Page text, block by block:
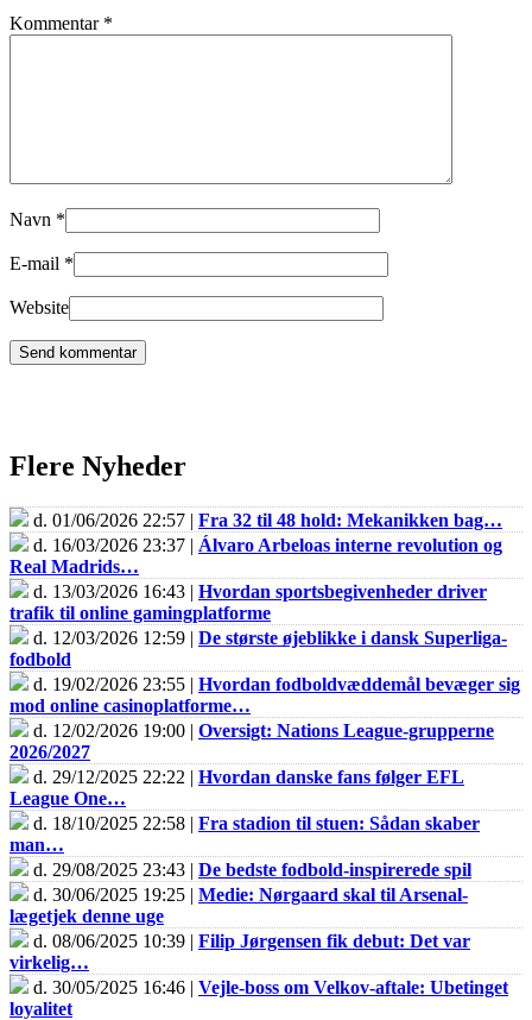
Kommentar *
Navn *
E-mail *
Website
Flere Nyheder
d. 01/06/2026 22:57 | Fra 32 til 48 hold: Mekanikken bag…
d. 16/03/2026 23:37 | Álvaro Arbeloas interne revolution og
Real Madrids…
d. 13/03/2026 16:43 | Hvordan sportsbegivenheder driver
trafik til online gamingplatforme
d. 12/03/2026 12:59 | De største øjeblikke i dansk Superliga-
fodbold
d. 19/02/2026 23:55 | Hvordan fodboldvæddemål bevæger sig
mod online casinoplatforme…
d. 12/02/2026 19:00 | Oversigt: Nations League-grupperne
2026/2027
d. 29/12/2025 22:22 | Hvordan danske fans følger EFL
League One…
d. 18/10/2025 22:58 | Fra stadion til stuen: Sådan skaber
man…
d. 29/08/2025 23:43 | De bedste fodbold-inspirerede spil
d. 30/06/2025 19:25 | Medie: Nørgaard skal til Arsenal-
lægetjek denne uge
d. 08/06/2025 10:39 | Filip Jørgensen fik debut: Det var
virkelig…
d. 30/05/2025 16:46 | Vejle-boss om Velkov-aftale: Ubetinget
loyalitet